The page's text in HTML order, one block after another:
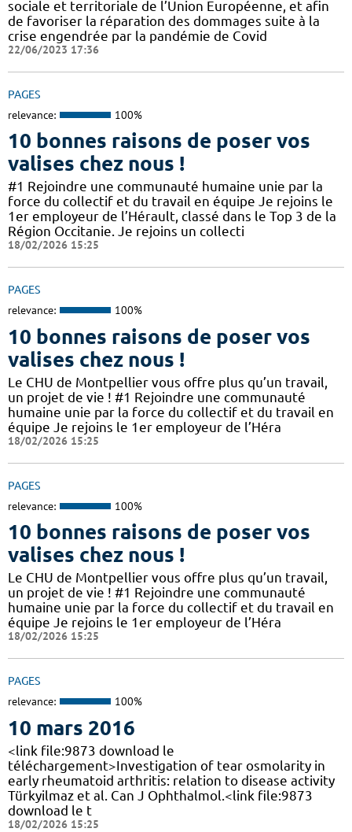
sociale et territoriale de l’Union Européenne, et afin
de favoriser la réparation des dommages suite à la
crise engendrée par la pandémie de Covid
22/06/2023 17:36
PAGES
relevance: 100%
10 bonnes raisons de poser vos
valises chez nous !
#1 Rejoindre une communauté humaine unie par la
force du collectif et du travail en équipe Je rejoins le
1er employeur de l’Hérault, classé dans le Top 3 de la
Région Occitanie. Je rejoins un collecti
18/02/2026 15:25
PAGES
relevance: 100%
10 bonnes raisons de poser vos
valises chez nous !
Le CHU de Montpellier vous offre plus qu’un travail,
un projet de vie ! #1 Rejoindre une communauté
humaine unie par la force du collectif et du travail en
équipe Je rejoins le 1er employeur de l’Héra
18/02/2026 15:25
PAGES
relevance: 100%
10 bonnes raisons de poser vos
valises chez nous !
Le CHU de Montpellier vous offre plus qu’un travail,
un projet de vie ! #1 Rejoindre une communauté
humaine unie par la force du collectif et du travail en
équipe Je rejoins le 1er employeur de l’Héra
18/02/2026 15:25
PAGES
relevance: 100%
10 mars 2016
<link file:9873 download le
téléchargement>Investigation of tear osmolarity in
early rheumatoid arthritis: relation to disease activity
Türkyilmaz et al. Can J Ophthalmol.<link file:9873
download le t
18/02/2026 15:25